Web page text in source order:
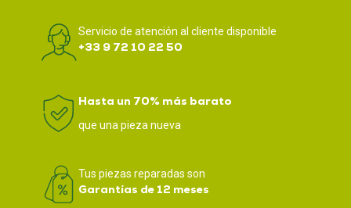
Servicio de atención al cliente disponible
+33 9 72 10 22 50
Hasta un 70% más barato
que una pieza nueva
Tus piezas reparadas son
Garantías de 12 meses